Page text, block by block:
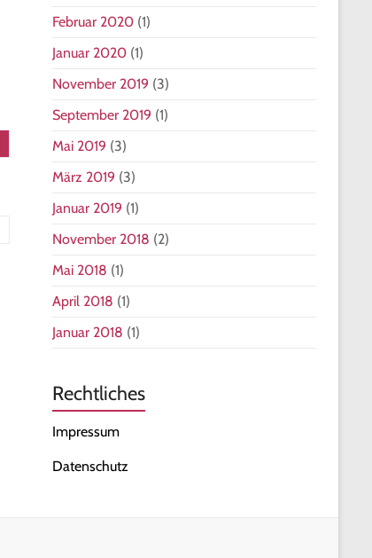
Februar 2020(1)
Januar 2020(1)
November 2019 (3)
September 2019 (1)
Mai 2019 (3)
März 2019 (3)
Januar 2019 (1)
November 2018 (2)
Mai 2018 (1)
April 2018 (1)
Januar 2018 (1)
Rechtliches
Impressum
Datenschutz